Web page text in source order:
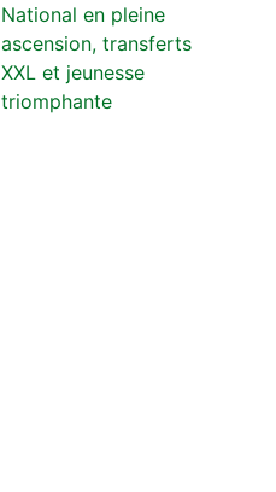
National en pleine
ascension, transferts
XXL et jeunesse
triomphante